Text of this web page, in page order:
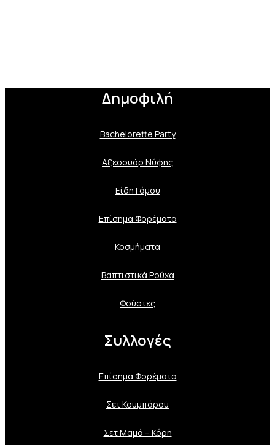
Δημοφιλή
Bachelorette Party
Αξεσουάρ Νύφης
Είδη Γάμου
Επίσημα Φορέματα
Κοσμήματα
Βαπτιστικά Ρούχα
Φούστες
Συλλογές
Επίσημα Φορέματα
Σετ Κουμπάρου
Σετ Μαμά – Κόρη